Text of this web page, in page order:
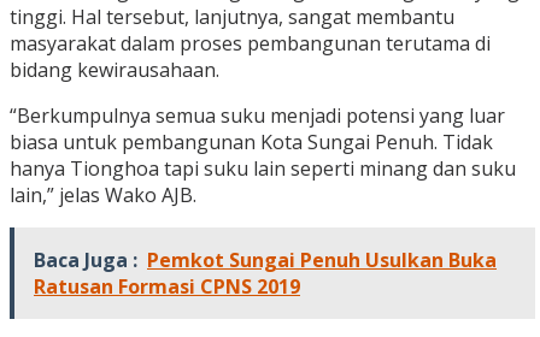
tinggi. Hal tersebut, lanjutnya, sangat membantu
masyarakat dalam proses pembangunan terutama di
bidang kewirausahaan.
“Berkumpulnya semua suku menjadi potensi yang luar
biasa untuk pembangunan Kota Sungai Penuh. Tidak
hanya Tionghoa tapi suku lain seperti minang dan suku
lain,” jelas Wako AJB.
Baca Juga : Pemkot Sungai Penuh Usulkan Buka
Ratusan Formasi CPNS 2019